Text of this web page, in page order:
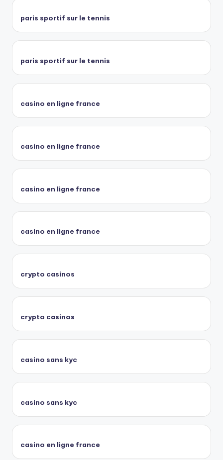
paris sportif sur le tennis
paris sportif sur le tennis
casino en ligne france
casino en ligne france
casino en ligne france
casino en ligne france
crypto casinos
crypto casinos
casino sans kyc
casino sans kyc
casino en ligne france